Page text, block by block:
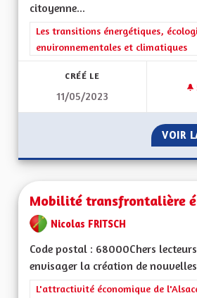
citoyenne...
Filtrer les résultats de la catégorie
Les transitions énergétiques,
environnementales et climatiques
CRÉÉ LE
11/05/2023
VOIR
Mobilité transfrontalière
Nicolas FRITSCH
Code postal : 68000Chers
envisager la création de
Filtrer les résultats de la catégorie
L'attractivité économique de